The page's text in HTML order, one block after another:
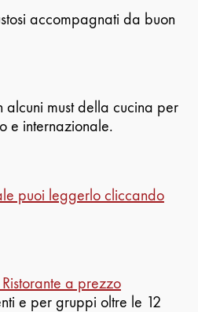
accompagnati da buon
alcuni mustdella cucina per
e internazionale.
puoi leggerlo cliccando
a prezzo
e per gruppi oltre le 12